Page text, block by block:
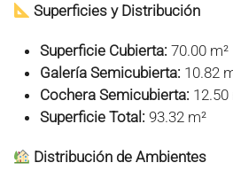
Superficies y Distribución
Superficie Cubierta: 70.00 m²
Galería Semicubierta: 10.82
Cochera Semicubierta: 12.50
Superficie Total: 93.32 m²
Distribución de Ambientes